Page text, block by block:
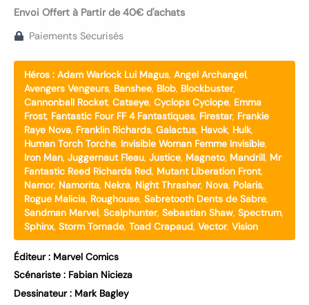
Envoi Offert à Partir de 40€ d'achats
Paiements Securisés
Héros : Adam Warlock Lui Magus, Angel Archangel,
Avengers Vengeurs, Banshee, Blob, Blockbuster,
Cannonball Rocket, Catseye, Cyclops Cyclope, Emma
Frost, Fantastic Four FF 4 Fantastiques, Firestar, Frankie
Raye Nova, Franklin Richards, Galactus, Havok, Hulk,
Human Torch Torche, Invisible Woman Femme Invisible,
Iron Man, Juggernaut Fleau, Justice, Magneto, Mandrill, Mr
Fantastic Reed Richards Red, Mutant Liberation Front,
Namor, Namorita, Nekra, Night Thrasher, Nova, Polaris,
Rogue Malicia, Roughouse, Sabretooth Dents de Sabre,
Sandman Marvel, Scalphunter, Sebastian Shaw, Spectrum,
Sphinx, Storm Tornade, Toad Crapaud, Vector, Vision
Éditeur : Marvel Comics
Scénariste : Fabian Nicieza
Dessinateur : Mark Bagley